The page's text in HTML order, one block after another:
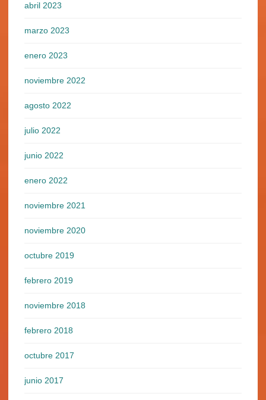
abril 2023
marzo 2023
enero 2023
noviembre 2022
agosto 2022
julio 2022
junio 2022
enero 2022
noviembre 2021
noviembre 2020
octubre 2019
febrero 2019
noviembre 2018
febrero 2018
octubre 2017
junio 2017